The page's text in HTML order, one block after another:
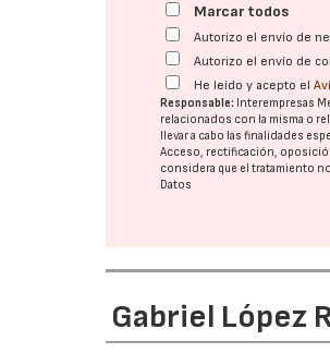
Marcar todos
Autorizo el envío de
Autorizo el envío de
He leído y acepto el
Responsable: Interempresas
relacionados con la misma o
llevar a cabo las finalidades
Acceso, rectificación,
considera que el tratamiento
Datos
Gabriel López